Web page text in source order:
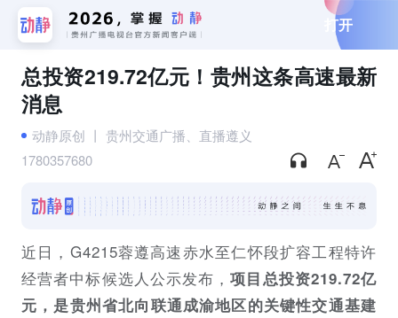
打开
总投资219.72亿元！贵州这条高速最新
消息
动静原创 丨 贵州交通广播、直播遵义
1780357680
近日，G4215蓉遵高速赤水至仁怀段扩容工程特许
经营者中标候选人公示发布，项目总投资219.72亿
元，是贵州省北向联通成渝地区的关键性交通基建